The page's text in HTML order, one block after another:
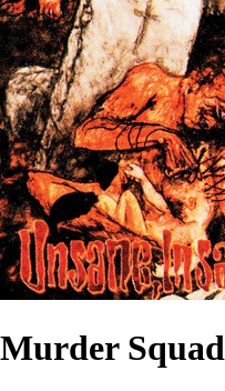
Murder Squad